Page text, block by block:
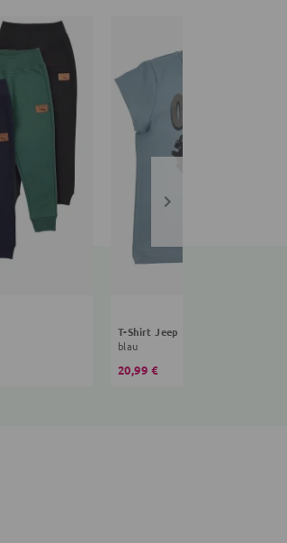
T-Shirt Jeep
blau
20,99 €